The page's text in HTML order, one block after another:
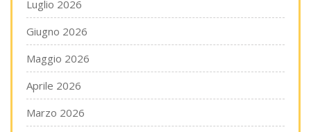
Luglio 2026
Giugno 2026
Maggio 2026
Aprile 2026
Marzo 2026